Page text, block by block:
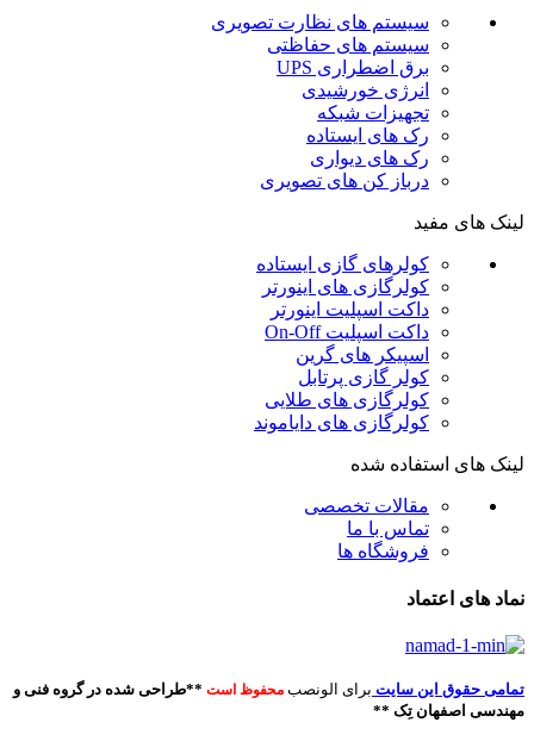
سیستم های نظارت تصویری
سیستم های حفاظتی
برق اضطراری UPS
انرژی خورشیدی
تجهیزات شبکه
رک های ایستاده
رک های دیواری
درباز کن های تصویری
لینک های مفید
کولرهای گازی ایستاده
کولرگازی های اینورتر
داکت اسپلیت اینورتر
داکت اسپلیت On-Off
اسپیکر های گرین
کولر گازی پرتابل
کولرگازی های طلایی
کولرگازی های دایاموند
لینک های استفاده شده
مقالات تخصصی
تماس با ما
فروشگاه ها
نماد های اعتماد
تمامی حقوق این سایت برای الونصب محفوظ است **طراحی شده در گروه فنی و
مهندسی اصفهان تِک **